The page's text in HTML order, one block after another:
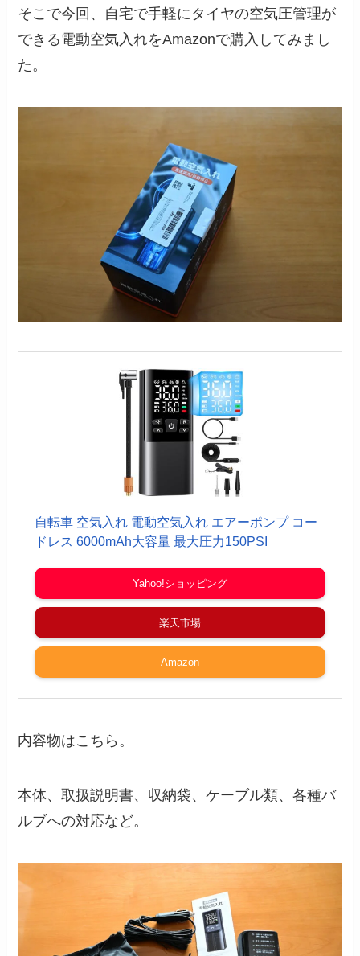
そこで今回、自宅で手軽にタイヤの空気圧管理が
できる電動空気入れをAmazonで購入してみまし
た。
自転車 空気入れ 電動空気入れ エアーポンプ コー
ドレス 6000mAh大容量 最大圧力150PSI
Yahoo!ショッピング
楽天市場
Amazon
内容物はこちら。
本体、取扱説明書、収納袋、ケーブル類、各種バ
ルブへの対応など。